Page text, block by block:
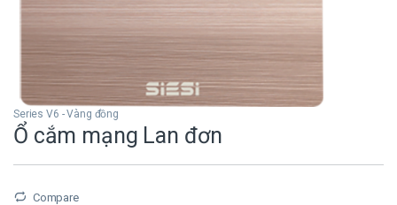
Series V6 - Vàng đồng
Ổ cắm mạng Lan đơn
Compare